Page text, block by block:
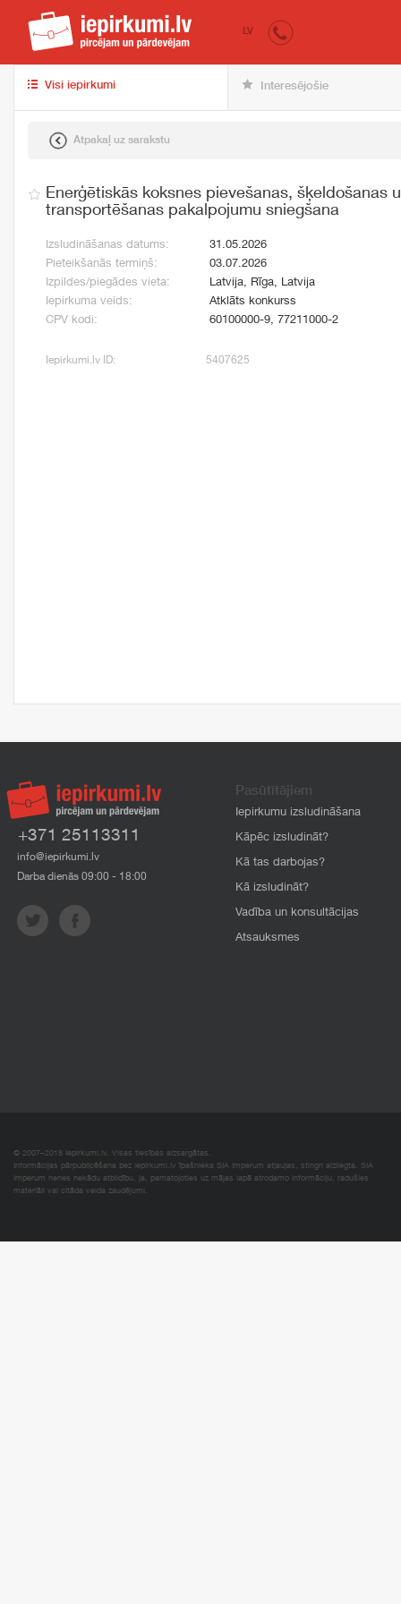
iepirkumi.lv
LV
Visi iepirkumi Interesējošie
Atpakaļ uz sarakstu
Enerģētiskās koksnes pievešanas, šķeldošanas
transportēšanas pakalpojumu sniegšana
Izsludināšanas datums:
31.05.2026
Pieteikšanās termiņš:
03.07.2026
Izpildes/piegādes vieta:
Latvija, Rīga, Latvija
Iepirkuma veids:
Atklāts konkurss
CPV kodi:
60100000-9, 77211000-2
Iepirkumi.lv ID: 5407625
+371 25113311
info@iepirkumi.lv
Darba dienās 09:00 - 18:00
Pasūtītājiem
Iepirkumu izsludināšana
Kāpēc izsludināt?
Kā tas darbojas?
Kā izsludināt?
Vadība un konsultācijas
Atsauksmes
© 2007–2018 Iepirkumi.lv. Visas tiesības aizsargātas.
Informācijas pārpublicēšana bez iepirkumi.lv īpašnieka SIA Imperum atļaujas, stingri aizliegta. SIA
Imperum nenes nekādu atbildību, ja, pamatojoties uz mājas lapā atrodamo informāciju, radušies
materiāli vai citāda veida zaudējumi.